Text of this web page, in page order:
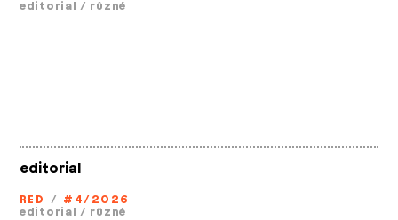
editorial / různé
editorial
RED / #4/2026
editorial / různé